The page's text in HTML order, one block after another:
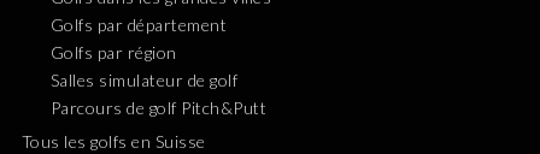
Golfs par département
Golfs par région
Salles simulateur de golf
Parcours de golf Pitch&Putt
Tous les golfs en Suisse